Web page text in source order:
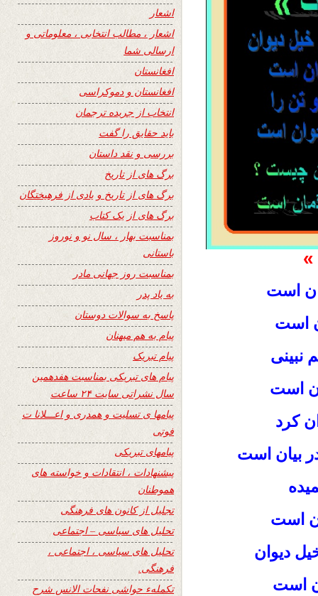
»
است
است
نبینی
است
کرد
بیان است
است
دیوان
است
اشعار
اشعار ، مطالب انتخابی ، معلوماتی و
ارسالی شما
افغانستان
افغانستان و دموکراسی
انتخاب از جریده ترجمان
باید حقایق را گفت
بررسی و نقد داستان
برگ های از تاریخ
برگ های از تاریخ و یادی از فرهیختگان
برگ های از یک کتاب
بمناسبت بهار ، سال نو و نوروز
باستانی
بمناسبت روز جهانی مادر
به یاد پدر
پاسخ به سوالات دوستان
پیام به هم میهنان
پیام تبریک
پیام های تبریکی بمناسبت هفدهمین
سال نشراتی سایت ۲۴ ساعت
پیامها ی تسلیت و همدری و اعـــلانا ت
فوتی
پیامهای تبریکی
پیشنهادات ، انتقادات و خواسته های
هموطنان
تجلیل از کانون های فرهنگی
تحلیل های سیاسی – اجتماعی
تحلیل های سیاسی ، اجتماعی ،
فرهنگی.
تکملهء حواشی نفحات الانس شرح